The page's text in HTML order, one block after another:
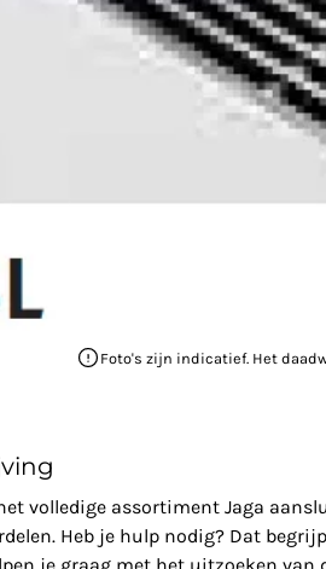
Foto's zijn indicatief. Het
volledige assortiment Jaga
Heb je hulp nodig? Dat